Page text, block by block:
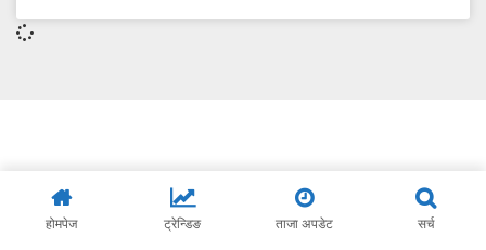
होमपेज ट्रेन्डिङ ताजा अपडेट सर्च